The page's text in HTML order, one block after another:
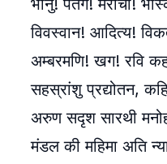
भानु! पतंग! मरीची!
विवस्वान! आदित्य!
अम्बरमणि! खग! रवि
सहस्रांशु प्रद्योतन,
अरुण सदृश सारथी
मंडल की महिमा अति